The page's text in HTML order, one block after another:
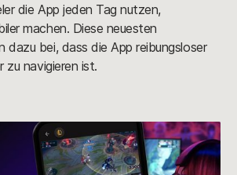
die App jeden Tag nutzen,
machen. Diese neuesten
dazu bei, dass die App reibungsloser
zu navigieren ist.